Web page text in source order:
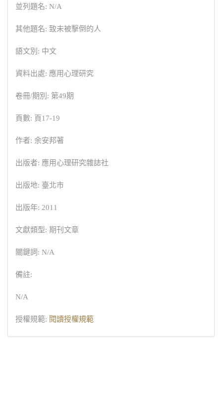
並列題名: N/A
其他題名: 致未被擊倒的人
語文別: 中文
資料出處: 應用心理研究
卷冊/期別: 第49期
頁數: 頁17-19
作者: 余安邦著
出版者: 應用心理研究雜誌社
出版地: 臺北市
出版年: 2011
文獻類型: 期刊文章
關鍵詞: N/A
備註:
N/A
授權規範: 閱讀授權規範